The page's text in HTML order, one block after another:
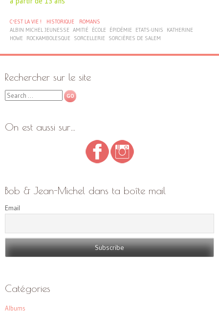
C'EST LA VIE ! HISTORIQUE
ROMANS
ALBIN MICHEL JEUNESSE AMITIÉ ÉCOLE ÉPIDÉMIE ETATS-UNIS
KATHERINE
HOWE
ROCKAMBOLESQUE SORCELLERIE SORCIÈRES DE SALEM
Rechercher sur le site
Search
On est aussi sur…
Bob & Jean-Michel dans ta boîte mail
Email
Catégories
Albums